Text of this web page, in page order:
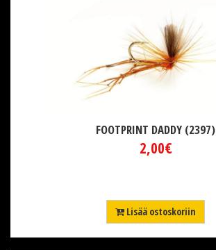
FOOTPRINT DADDY (2397)
2,00€
Lisää ostoskoriin